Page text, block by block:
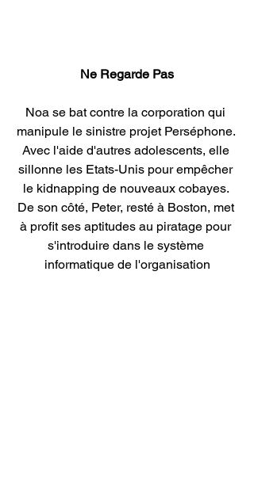
Ne Regarde Pas
Noa se bat contre la corporation qui
manipule le sinistre projet Perséphone.
Avec l'aide d'autres adolescents, elle
sillonne les Etats-Unis pour empêcher
le kidnapping de nouveaux cobayes.
De son côté, Peter, resté à Boston, met
à profit ses aptitudes au piratage pour
s'introduire dans le système
informatique de l'organisation